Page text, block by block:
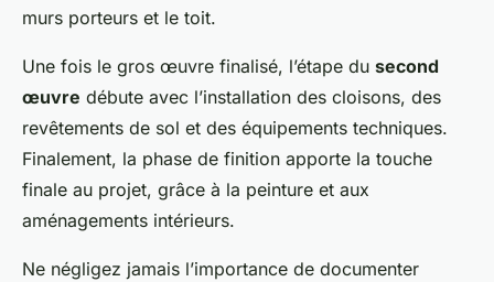
murs porteurs et le toit.
Une fois le gros œuvre finalisé, l’étape du second
œuvre débute avec l’installation des cloisons, des
revêtements de sol et des équipements techniques.
Finalement, la phase de finition apporte la touche
finale au projet, grâce à la peinture et aux
aménagements intérieurs.
Ne négligez jamais l’importance de documenter